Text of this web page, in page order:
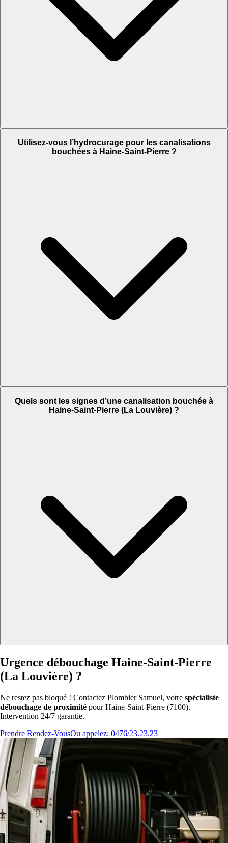
Utilisez-vous l’hydrocurage pour les canalisations
bouchées à Haine-Saint-Pierre ?
Quels sont les signes d’une canalisation bouchée à
Haine-Saint-Pierre (La Louvière) ?
Urgence débouchage Haine-Saint-Pierre
(La Louvière) ?
Ne restez pas bloqué ! Contactez Plombier Samuel, votre spécialiste
débouchage de proximité pour Haine-Saint-Pierre (7100).
Intervention 24/7 garantie.
Prendre Rendez-VousOu appelez: 0476/23.23.23